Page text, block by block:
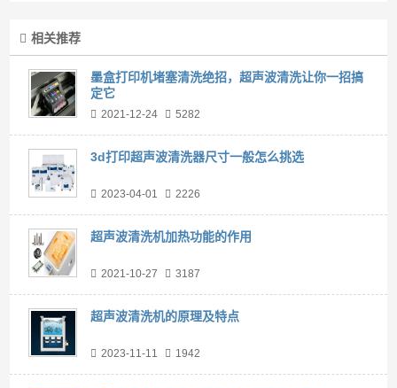
相关推荐
墨盒打印机堵塞清洗绝招，超声波清洗让你一招搞
定它
2021-12-24 5282
3d打印超声波清洗器尺寸一般怎么挑选
2023-04-01 2226
超声波清洗机加热功能的作用
2021-10-27 3187
超声波清洗机的原理及特点
2023-11-11 1942